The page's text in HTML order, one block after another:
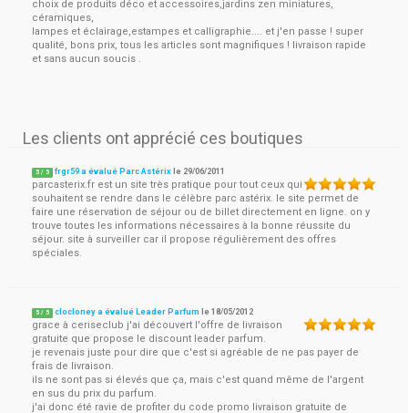
choix de produits déco et accessoires,jardins zen miniatures,
céramiques,
lampes et éclairage,estampes et calligraphie.... et j'en passe ! super
qualité, bons prix, tous les articles sont magnifiques ! livraison rapide
et sans aucun soucis .
Les clients ont apprécié ces boutiques
5 / 5 frgr59 a évalué Parc Astérix le 29/06/2011
parcasterix.fr est un site très pratique pour tout ceux qui
souhaitent se rendre dans le célèbre parc astérix. le site permet de
faire une réservation de séjour ou de billet directement en ligne. on y
trouve toutes les informations nécessaires à la bonne réussite du
séjour. site à surveiller car il propose régulièrement des offres
spéciales.
5 / 5 clocloney a évalué Leader Parfum le18/05/2012
grace à ceriseclub j'ai découvert l'offre de livraison
gratuite que propose le discount leader parfum.
je revenais juste pour dire que c'est si agréable de ne pas payer de
frais de livraison.
ils ne sont pas si élevés que ça, mais c'est quand même de l'argent
en sus du prix du parfum.
j'ai donc été ravie de profiter du code promo livraison gratuite de